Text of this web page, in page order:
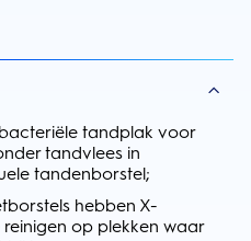
tandplak voor
tandvlees in
tandenborstel;
hebben X-
op plekken waar